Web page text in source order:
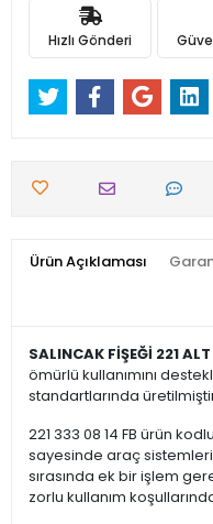
Hızlı Gönderi
Ürün Açıklaması
SALINCAK FİŞEĞİ 221 ALT
ömürlü kullanımını
standartlarında
221 333 08 14 FB ürün
sayesinde araç
sırasında ek bir işlem
zorlu kullanım